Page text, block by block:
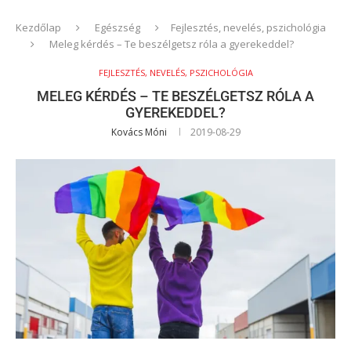
Kezdőlap Egészség
Fejlesztés, nevelés, pszichológia
Meleg kérdés – Te beszélgetsz róla a gyerekeddel?
FEJLESZTÉS, NEVELÉS, PSZICHOLÓGIA
MELEG KÉRDÉS – TE BESZÉLGETSZ RÓLA A
GYEREKEDDEL?
Kovács Móni 2019-08-29